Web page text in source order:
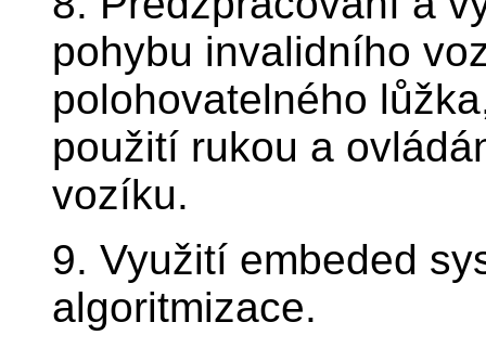
pohybu invalidního
polohovatelného
použití rukou a
vozíku.
9. Využití embeded
algoritmizace.